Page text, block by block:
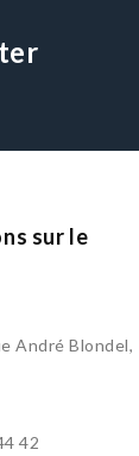
sur le
André Blondel,
42